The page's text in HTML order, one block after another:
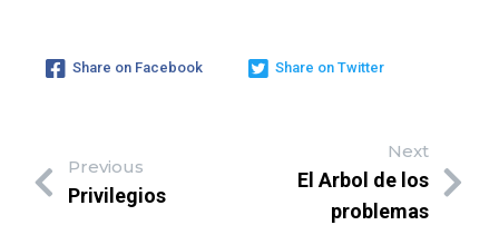
Share on Facebook Share on Twitter
Previous
Privilegios
Next
El Arbol de los
problemas